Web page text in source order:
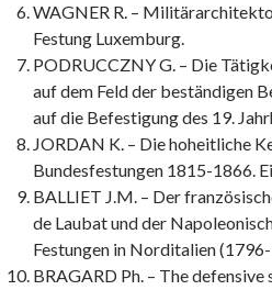
WAGNER R. –
Festung Luxemburg.
PODRUCCZNY G. – Die
auf dem Feld der beständigen
auf die Befestigung des 19.
JORDAN K. – Die hoheitliche
Bundesfestungen 1815-1866.
BALLIET J.M. – Der
de Laubat und der
Festungen in Norditalien
BRAGARD Ph. – The